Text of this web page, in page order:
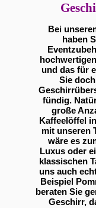
Bei
haben
und das für
Sie
fündig.
große
Kaffeelöffel
mit unseren
wäre es
Luxus oder
klassischen
uns auch
Beispiel
beraten Sie
Geschirr,